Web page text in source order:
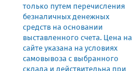
только путем перечисления
безналичных денежных
средств на основании
выставленного счета. Цена на
сайте указана на условиях
самовывоза с выбранного
склада и действительна при